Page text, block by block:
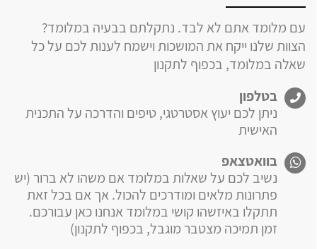
עם מלומד אתם לא לבד. נתקלתם בבעיה במלומד?
הצוות שלנו ייקח את המושכות וישמח לענות לכם על כל
שאלה במלומד, בכפוף לתקנון
בטלפון
ניתן לכם יעוץ אסטרטגי, טיפים והדרכה על התכנית
האישית
בוואטצאפ
נשיב לכם על שאלות במלומד אם משהו לא ברור (יש
פתרונות מלאים ומודרכים להכול. אך אם בכל זאת
תתקלו באיזשהו קושי במלומד אנחנו כאן עבורכם.
זמן תמיכה מצטבר מוגבל, בכפוף לתקנון)